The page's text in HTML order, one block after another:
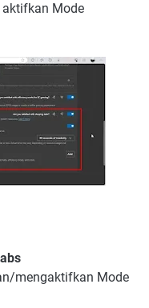
aktifkan Mode
mengaktifkan Mode